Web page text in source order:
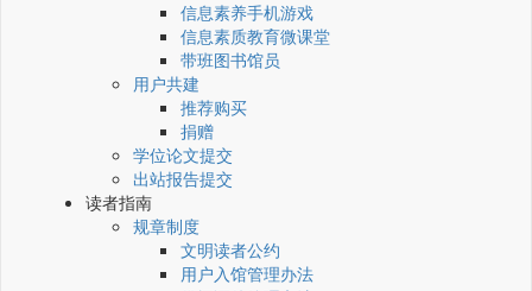
信息素养手机游戏
信息素质教育微课堂
带班图书馆员
用户共建
推荐购买
捐赠
学位论文提交
出站报告提交
读者指南
规章制度
文明读者公约
用户入馆管理办法